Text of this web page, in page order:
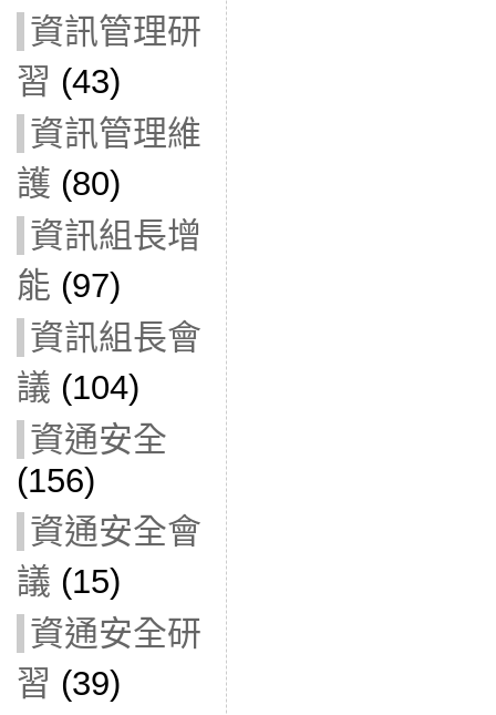
資訊管理研
習 (43)
資訊管理維
護 (80)
資訊組長增
能 (97)
資訊組長會
議 (104)
資通安全
(156)
資通安全會
議 (15)
資通安全研
習 (39)